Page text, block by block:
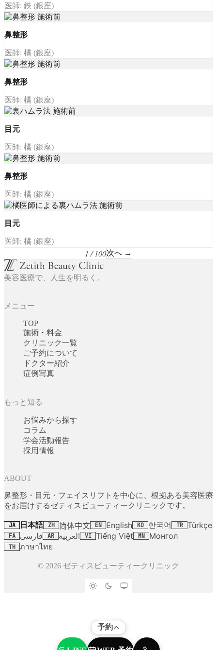
医師: 鉄 (銀座)
鼻整形
医師: 橘 (銀座)
鼻整形
医師: 橘 (銀座)
目元
医師: 橘 (銀座)
鼻整形
医師: 橘 (銀座)
目元
医師: 橘 (銀座)
1 / 100次へ →
美容医療で、人生を明るく。
メニュー
TOP
施術・料金
クリニック一覧
ご予約について
ドクター紹介
症例写真
もっと知る
お悩みから探す
コラム
学会活動報告
採用情報
ABOUT
鼻整形・目元・フェイスリフトを中心に、根拠ある美容医療
をお届けするゼティスビューティークリニックです。
JA 日本語 ZH 简体中文 EN English KO 한국어 TR Türkçe
FA فارسی AR العربية VI Tiếng Việt MN Монгол
TH ภาษาไทย
© 2026 ゼティスビューティークリニック
予約